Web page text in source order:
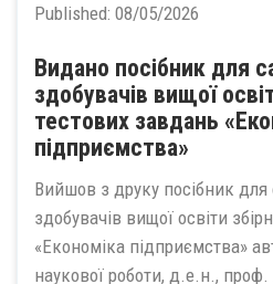
Published: 08/05/2026
Видано посібник для
здобувачів вищої
тестових завдань
підприємства»
Вийшов з друку посібник для
здобувачів вищої освіти
«Економіка підприємства»
наукової роботи, д.е.н.,